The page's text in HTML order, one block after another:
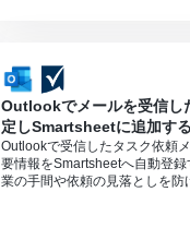
Outlookでメールを受信し
定しSmartsheetに追加する
Outlookで受信したタスク依頼
要情報をSmartsheetへ自動登
業の手間や依頼の見落としを防